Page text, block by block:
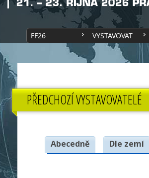
FF26 VYSTAVOVAT
PŘEDCHOZÍ VYSTAVOVATELÉ
Abecedně Dle zemí